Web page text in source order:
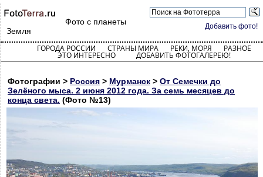
Добавить фото!
Фото с планеты
Земля
ГОРОДА РОССИИ СТРАНЫ МИРА РЕКИ, МОРЯ РАЗНОЕ
ЭТО ИНТЕРЕСНО ДОБАВИТЬ ФОТОГАЛЕРЕЮ!
Фотографии > Россия > Мурманск > От Семечки до
Зелёного мыса. 2 июня 2012 года. За семь месяцев до
конца света. (Фото №13)